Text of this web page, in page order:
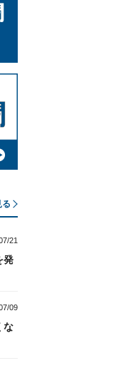
る
21
発
09
な